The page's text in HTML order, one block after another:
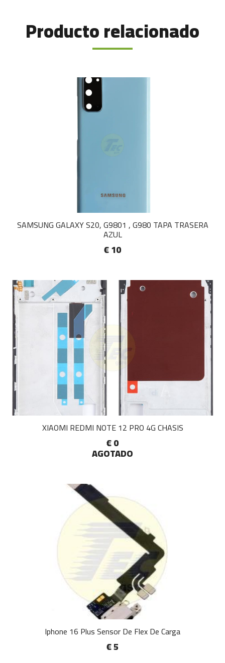
Producto relacionado
SAMSUNG GALAXY S20, G9801 , G980 TAPA TRASERA
AZUL
€ 10
XIAOMI REDMI NOTE 12 PRO 4G CHASIS
€ 0
AGOTADO
Iphone 16 Plus Sensor De Flex De Carga
€ 5